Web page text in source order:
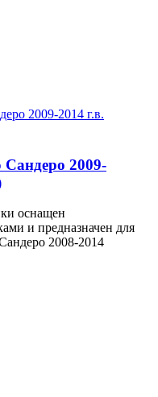
Сандеро 2009-
оснащен
и предназначен для
2008-2014